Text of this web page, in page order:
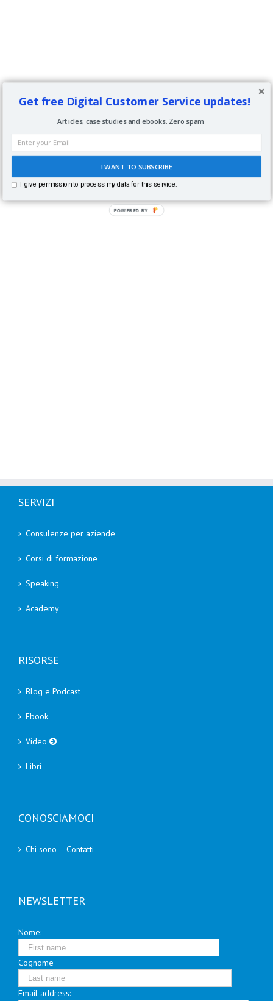
SERVIZI
Consulenze per aziende
Corsi di formazione
Speaking
Academy
RISORSE
Blog e Podcast
Ebook
Video
Libri
CONOSCIAMOCI
Chi sono – Contatti
NEWSLETTER
Nome:
Cognome
Email address:
Get free Digital Customer Service updates!
I WANT TO SUBSCRIBE
I give permission to process my data for this service.
Articles, case studies and ebooks. Zero spam.
POWERED BY